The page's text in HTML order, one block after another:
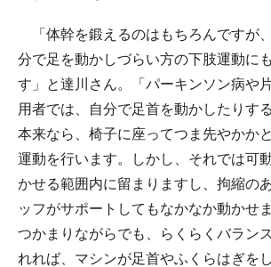
「体幹を鍛えるのはもちろんですが
分で足を動かしづらい方の下肢運動に
す」と達川さん。「パーキンソン病や
用者では、自分で足首を動かしたりす
本来なら、椅子に座ってつま先やかか
運動を行います。しかし、それでは可
かせる範囲内に留まりますし、拘縮の
ッフがサポートしてもなかなか動かせ
つかまりながらでも、らくらくバラン
れれば、マシンが足首やふくらはぎを